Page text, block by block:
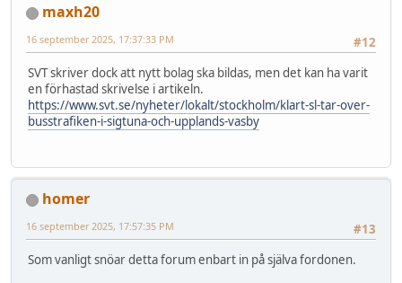
maxh20
#12
16 september 2025, 17:37:33 PM
SVT skriver dock att nytt bolag ska bildas, men det kan ha varit
en förhastad skrivelse i artikeln.
https://www.svt.se/nyheter/lokalt/stockholm/klart-sl-tar-over-
busstrafiken-i-sigtuna-och-upplands-vasby
homer
#13
16 september 2025, 17:57:35 PM
Som vanligt snöar detta forum enbart in på själva fordonen.